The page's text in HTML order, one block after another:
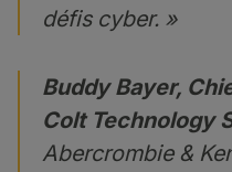
défis cyber. »
Buddy Bayer,
Colt Technology
Abercrombie &